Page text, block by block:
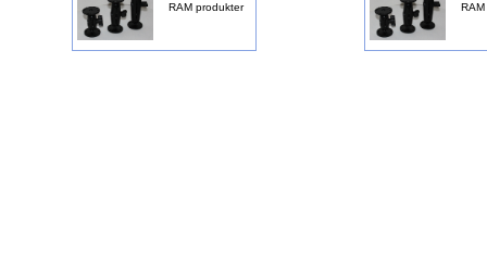
RAM produkter